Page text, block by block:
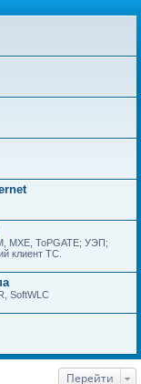
MXE, ToPGATE; УЭП;
клиент ТС.
SoftWLC
Перейти